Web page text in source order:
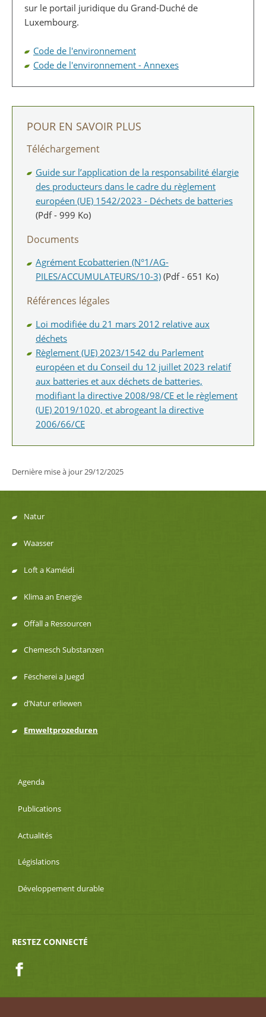
sur le portail juridique du Grand-Duché de
Luxembourg.
Code de l'environnement
Code de l'environnement - Annexes
POUR EN SAVOIR PLUS
Téléchargement
Guide sur l’application de la responsabilité élargie
des producteurs dans le cadre du règlement
européen (UE) 1542/2023 - Déchets de batteries
(Pdf - 999 Ko)
Documents
Agrément Ecobatterien (N°1/AG-
PILES/ACCUMULATEURS/10-3) (Pdf - 651 Ko)
Références légales
Loi modifiée du 21 mars 2012 relative aux
déchets
Règlement (UE) 2023/1542 du Parlement
européen et du Conseil du 12 juillet 2023 relatif
aux batteries et aux déchets de batteries,
modifiant la directive 2008/98/CE et le règlement
(UE) 2019/1020, et abrogeant la directive
2006/66/CE
Dernière mise à jour 29/12/2025
Menu
de
navigation
Natur
Waasser
Loft a Kaméidi
Klima an Energie
Offäll a Ressourcen
Chemesch Substanzen
Fëscherei a Juegd
d’Natur erliewen
Emweltprozeduren
Agenda
Publications
Actualités
Législations
Développement durable
RESTEZ CONNECTÉ